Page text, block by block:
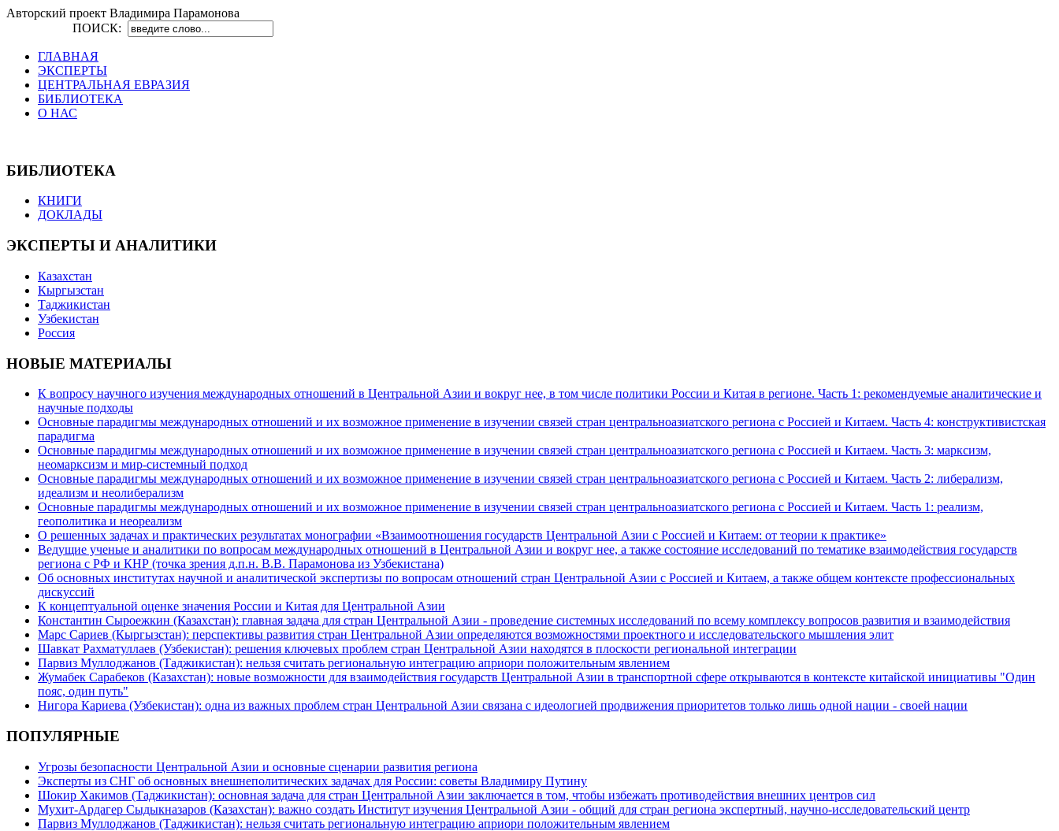
Авторский проект Владимира Парамонова
ПОИСК:
ГЛАВНАЯ
ЭКСПЕРТЫ
ЦЕНТРАЛЬНАЯ ЕВРАЗИЯ
БИБЛИОТЕКА
О НАС
БИБЛИОТЕКА
КНИГИ
ДОКЛАДЫ
ЭКСПЕРТЫ И АНАЛИТИКИ
Казахстан
Кыргызстан
Таджикистан
Узбекистан
Россия
НОВЫЕ МАТЕРИАЛЫ
К вопросу научного изучения международных отношений в Центральной Азии и вокруг нее, в том числе политики России и Китая в регионе. Часть 1: рекомендуемые аналитические и
научные подходы
Основные парадигмы международных отношений и их возможное применение в изучении связей стран центральноазиатского региона с Россией и Китаем. Часть 4: конструктивистская
парадигма
Основные парадигмы международных отношений и их возможное применение в изучении связей стран центральноазиатского региона с Россией и Китаем. Часть 3: марксизм,
неомарксизм и мир-системный подход
Основные парадигмы международных отношений и их возможное применение в изучении связей стран центральноазиатского региона с Россией и Китаем. Часть 2: либерализм,
идеализм и неолиберализм
Основные парадигмы международных отношений и их возможное применение в изучении связей стран центральноазиатского региона с Россией и Китаем. Часть 1: реализм,
геополитика и неореализм
О решенных задачах и практических результатах монографии «Взаимоотношения государств Центральной Азии с Россией и Китаем: от теории к практике»
Ведущие ученые и аналитики по вопросам международных отношений в Центральной Азии и вокруг нее, а также состояние исследований по тематике взаимодействия государств
региона с РФ и КНР (точка зрения д.п.н. В.В. Парамонова из Узбекистана)
Об основных институтах научной и аналитической экспертизы по вопросам отношений стран Центральной Азии с Россией и Китаем, а также общем контексте профессиональных
дискуссий
К концептуальной оценке значения России и Китая для Центральной Азии
Константин Сыроежкин (Казахстан): главная задача для стран Центральной Азии - проведение системных исследований по всему комплексу вопросов развития и взаимодействия
Марс Сариев (Кыргызстан): перспективы развития стран Центральной Азии определяются возможностями проектного и исследовательского мышления элит
Шавкат Рахматуллаев (Узбекистан): решения ключевых проблем стран Центральной Азии находятся в плоскости региональной интеграции
Парвиз Муллоджанов (Таджикистан): нельзя считать региональную интеграцию априори положительным явлением
Жумабек Сарабеков (Казахстан): новые возможности для взаимодействия государств Центральной Азии в транспортной сфере открываются в контексте китайской инициативы "Один
пояс, один путь"
Нигора Кариева (Узбекистан): одна из важных проблем стран Центральной Азии связана с идеологией продвижения приоритетов только лишь одной нации - своей нации
ПОПУЛЯРНЫЕ
Угрозы безопасности Центральной Азии и основные сценарии развития региона
Эксперты из СНГ об основных внешнеполитических задачах для России: советы Владимиру Путину
Шокир Хакимов (Таджикистан): основная задача для стран Центральной Азии заключается в том, чтобы избежать противодействия внешних центров сил
Мухит-Ардагер Сыдыкназаров (Казахстан): важно создать Институт изучения Центральной Азии - общий для стран региона экспертный, научно-исследовательский центр
Парвиз Муллоджанов (Таджикистан): нельзя считать региональную интеграцию априори положительным явлением